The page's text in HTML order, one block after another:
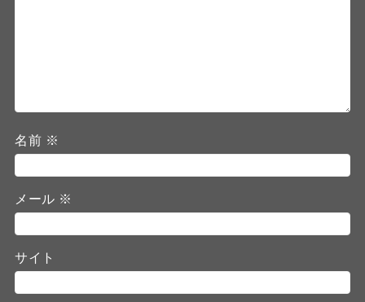
名前 ※
メール ※
サイト